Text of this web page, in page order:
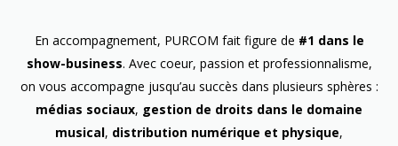
En accompagnement, PURCOM fait figure de #1 dans le
show-business. Avec coeur, passion et professionnalisme,
on vous accompagne jusqu’au succès dans plusieurs sphères :
médias sociaux, gestion de droits dans le domaine
musical, distribution numérique et physique,